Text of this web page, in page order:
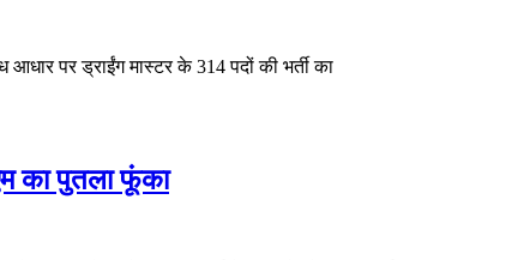
पर ड्राईंग मास्टर के 314 पदों की भर्ती का
का पुतला फूंका